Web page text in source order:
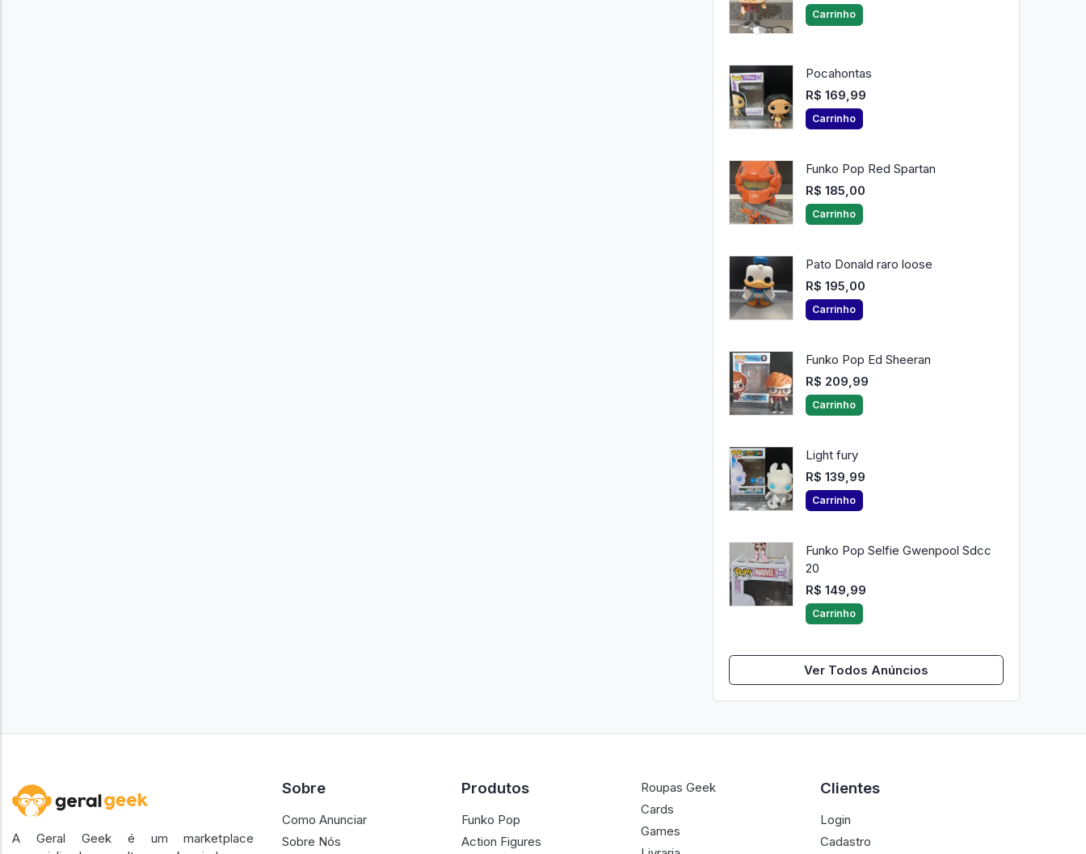
Carrinho
Pocahontas
R$ 169,99
Carrinho
Funko Pop Red Spartan
R$ 185,00
Carrinho
Pato Donald raro loose
R$ 195,00
Carrinho
Funko Pop Ed Sheeran
R$ 209,99
Carrinho
Light fury
R$ 139,99
Carrinho
Funko Pop Selfie Gwenpool Sdcc
20
R$ 149,99
Carrinho
Ver Todos Anúncios
A Geral Geek é um marketplace
Sobre
Como Anunciar
Sobre Nós
Produtos
Funko Pop
Action Figures
Roupas Geek
Cards
Games
Clientes
Login
Cadastro